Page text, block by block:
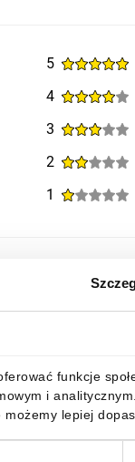
funkcje
i
lepiej
5
4
3
2
1